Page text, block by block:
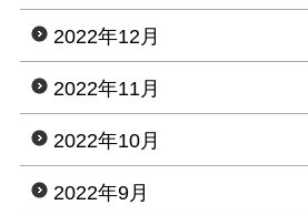
2022年12月
2022年11月
2022年10月
2022年9月